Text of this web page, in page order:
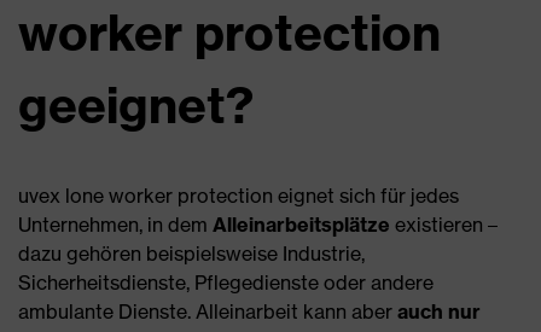
worker protection
geeignet?
uvex lone worker protection eignet sich für jedes
Unternehmen, in dem Alleinarbeitsplätze existieren –
dazu gehören beispielsweise Industrie,
Sicherheitsdienste, Pflegedienste oder andere
ambulante Dienste. Alleinarbeit kann aber auch nur